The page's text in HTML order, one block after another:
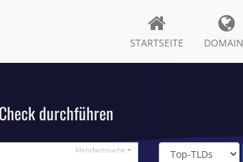
STARTSEITE
durchführen
Mehrfachsuche